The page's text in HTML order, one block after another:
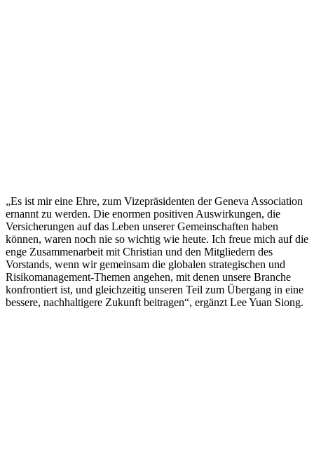
„Es ist mir eine Ehre, zum Vizepräsidenten der Geneva Association
ernannt zu werden. Die enormen positiven Auswirkungen, die
Versicherungen auf das Leben unserer Gemeinschaften haben
können, waren noch nie so wichtig wie heute. Ich freue mich auf die
enge Zusammenarbeit mit Christian und den Mitgliedern des
Vorstands, wenn wir gemeinsam die globalen strategischen und
Risikomanagement-Themen angehen, mit denen unsere Branche
konfrontiert ist, und gleichzeitig unseren Teil zum Übergang in eine
bessere, nachhaltigere Zukunft beitragen“, ergänzt Lee Yuan Siong.